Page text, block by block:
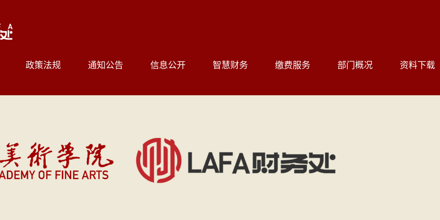
政策法规 通知公告 信息公开 智慧财务 缴费服务 部门概况 资料下载